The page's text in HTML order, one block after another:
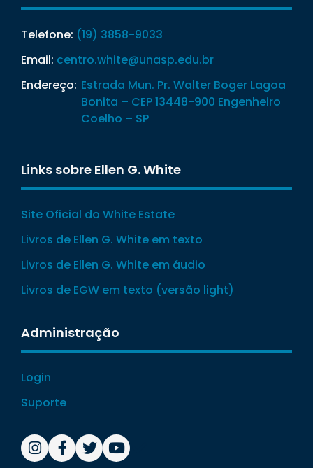
Telefone: (19) 3858-9033
Email: centro.white@unasp.edu.br
Endereço: Estrada Mun. Pr. Walter Boger Lagoa
Bonita – CEP 13448-900 Engenheiro
Coelho – SP
Links sobre Ellen G. White
Site Oficial do White Estate
Livros de Ellen G. White em texto
Livros de Ellen G. White em áudio
Livros de EGW em texto (versão light)
Administração
Login
Suporte